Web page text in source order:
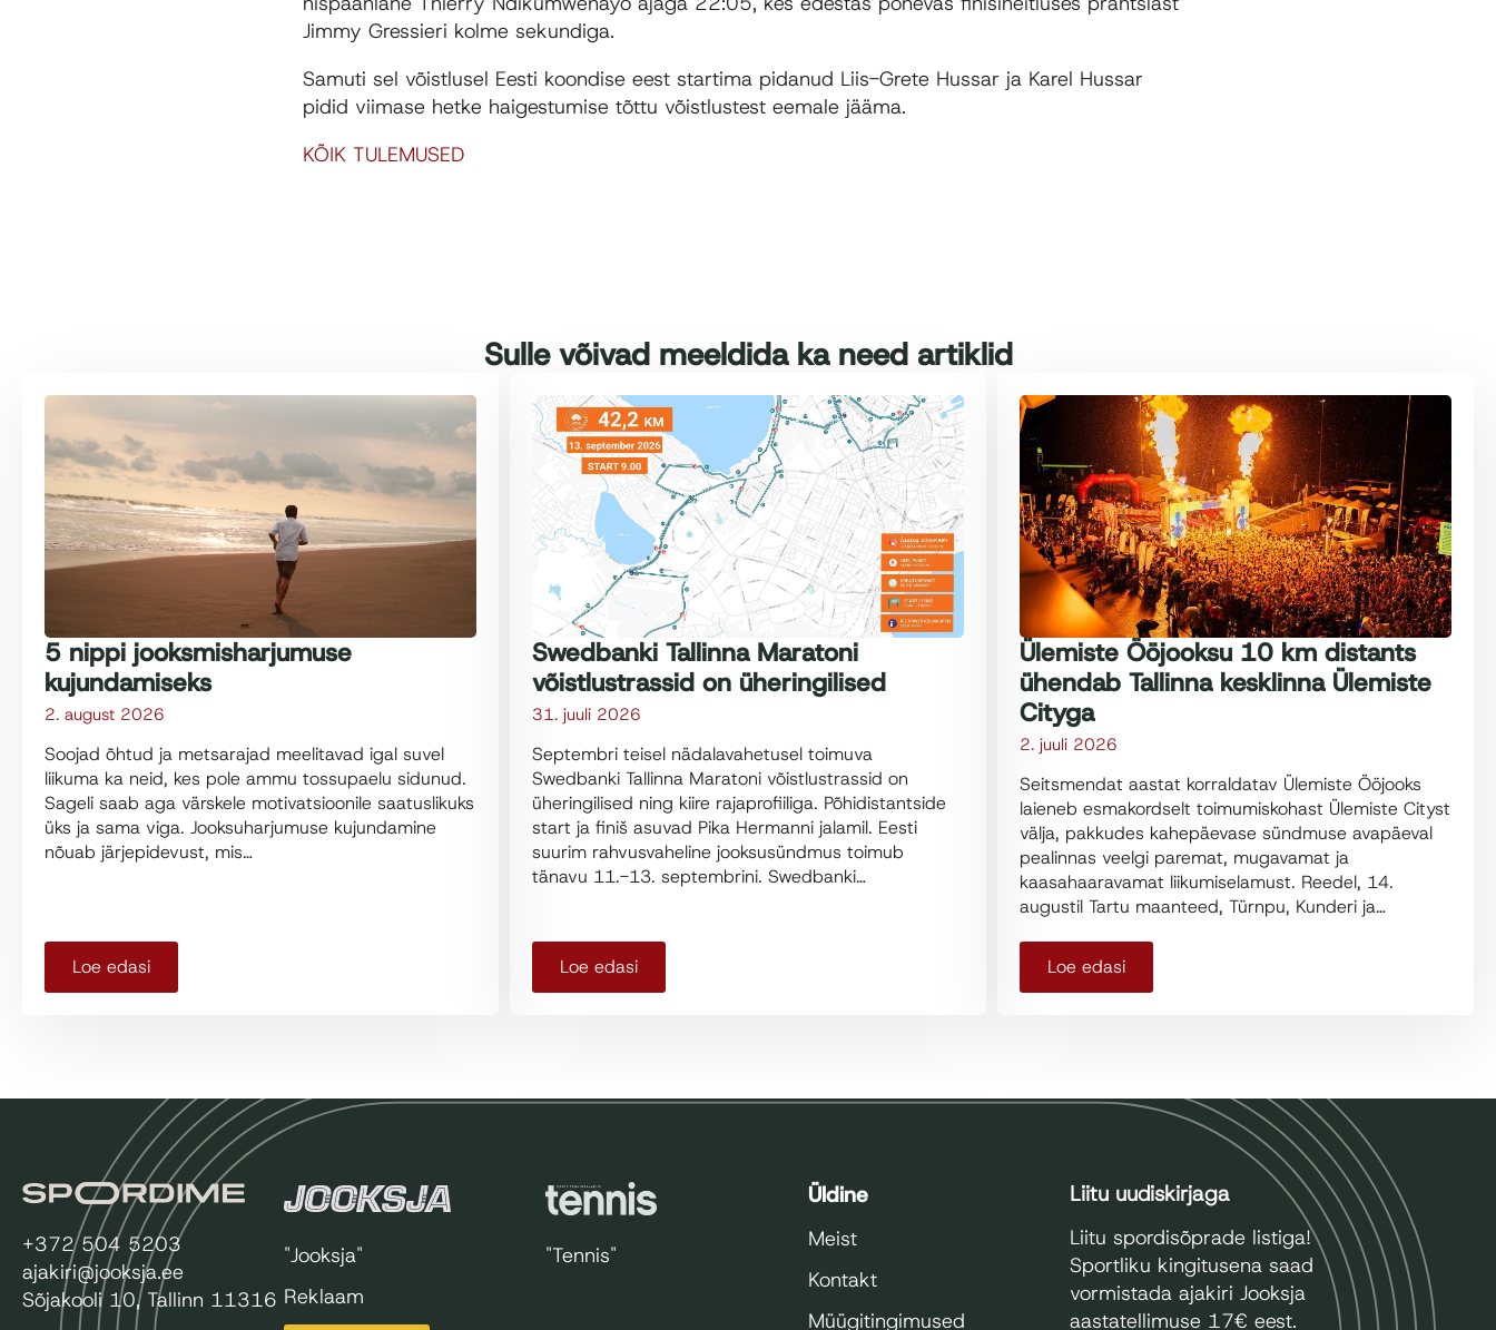
Jimmy Gressieri kolme sekundiga.
Samuti sel võistlusel Eesti koondise eest startima pidanud Liis-Grete Hussar ja Karel Hussar
pidid viimase hetke haigestumise tõttu võistlustest eemale jääma.
KÕIK TULEMUSED
Sulle võivad meeldida ka need artiklid
5 nippi jooksmisharjumuse
kujundamiseks
2. august 2026
Soojad õhtud ja metsarajad meelitavad igal suvel
liikuma ka neid, kes pole ammu tossupaelu sidunud.
Sageli saab aga värskele motivatsioonile saatuslikuks
üks ja sama viga. Jooksuharjumuse kujundamine
nõuab järjepidevust, mis…
Loe edasi
Swedbanki Tallinna Maratoni
võistlustrassid on üheringilised
31. juuli 2026
Septembri teisel nädalavahetusel toimuva
Swedbanki Tallinna Maratoni võistlustrassid on
üheringilised ning kiire rajaprofiiliga. Põhidistantside
start ja finiš asuvad Pika Hermanni jalamil. Eesti
suurim rahvusvaheline jooksusündmus toimub
tänavu 11.-13. septembrini. Swedbanki…
Loe edasi
Ülemiste Ööjooksu 10 km distants
ühendab Tallinna kesklinna Ülemiste
Cityga
2. juuli 2026
Seitsmendat aastat korraldatav Ülemiste Ööjooks
laieneb esmakordselt toimumiskohast Ülemiste Cityst
välja, pakkudes kahepäevase sündmuse avapäeval
pealinnas veelgi paremat, mugavamat ja
kaasahaaravamat liikumiselamust. Reedel, 14.
augustil Tartu maanteed, Türnpu, Kunderi ja…
Loe edasi
+372 504 5203
ajakiri@jooksja.ee
Sõjakooli 10, Tallinn 11316
"Jooksja"
Reklaam
"Tennis"
Üldine
Meist
Kontakt
Müügitingimused
Liitu uudiskirjaga
Liitu spordisõprade listiga!
Sportliku kingitusena saad
vormistada ajakiri Jooksja
aastatellimuse 17€ eest.